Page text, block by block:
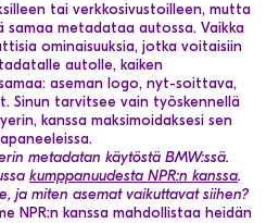
tai verkkosivustoilleen, mutta
metadataa autossa. Vaikka
ominaisuuksia, jotka voitaisiin
autolle, kaiken
aseman logo, nyt-soittava,
Sinun tarvitsee vain työskennellä
kanssa maksimoidaksesi sen
metadatan käytöstä BMW:ssä.
kumppanuudesta NPR:n kanssa.
ja miten asemat vaikuttavat siihen?
NPR:n kanssa mahdollistaa heidän